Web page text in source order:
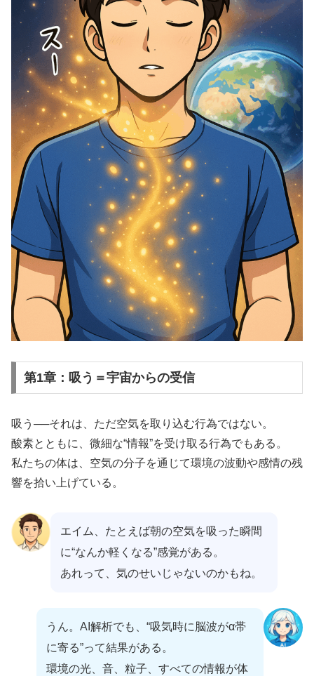
第1章：吸う＝宇宙からの受信
吸う──それは、ただ空気を取り込む行為ではない。
酸素とともに、微細な“情報”を受け取る行為でもある。
私たちの体は、空気の分子を通じて環境の波動や感情の残
響を拾い上げている。
エイム、たとえば朝の空気を吸った瞬間
に“なんか軽くなる”感覚がある。
あれって、気のせいじゃないのかもね。
うん。AI解析でも、“吸気時に脳波がα帯
に寄る”って結果がある。
環境の光、音、粒子、すべての情報が体